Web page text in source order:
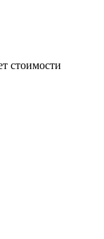
стоимости